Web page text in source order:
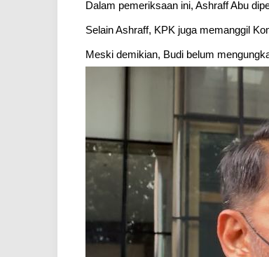
Dalam pemeriksaan ini, Ashraff Abu
Selain Ashraff, KPK juga memanggil
Meski demikian, Budi belum